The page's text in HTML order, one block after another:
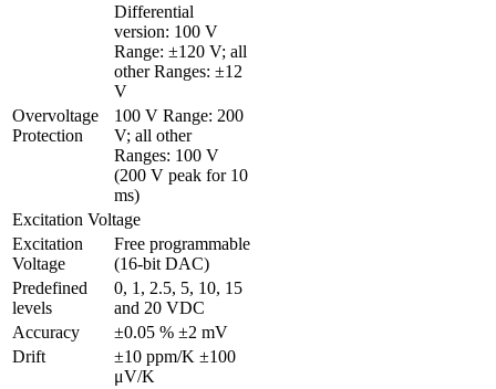
Differential
version: 100 V
Range: ±120 V; all
other Ranges: ±12
V
Overvoltage
Protection
100 V Range: 200
V; all other
Ranges: 100 V
(200 V peak for 10
ms)
Excitation Voltage
Excitation
Voltage
Free programmable
(16-bit DAC)
Predefined
levels
0, 1, 2.5, 5, 10, 15
and 20 VDC
Accuracy
±0.05 % ±2 mV
Drift
±10 ppm/K ±100
μV/K